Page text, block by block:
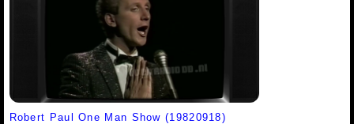
Robert Paul One Man Show (19820918)